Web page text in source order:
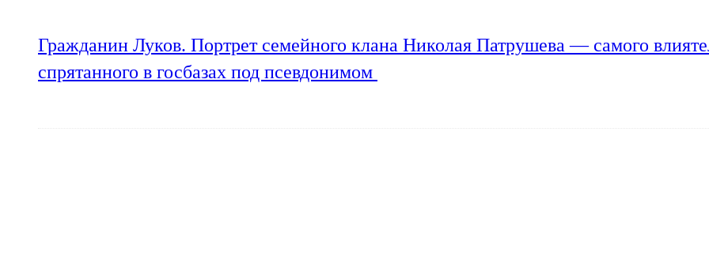
Гражданин Луков. Портрет семейного клана Николая Патрушева — самого
спрятанного в госбазах под псевдонимом